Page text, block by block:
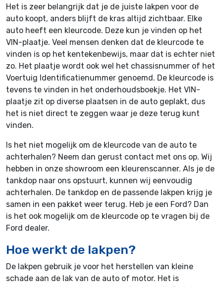
Het is zeer belangrijk dat je de juiste lakpen voor de
auto koopt, anders blijft de kras altijd zichtbaar. Elke
auto heeft een kleurcode. Deze kun je vinden op het
VIN-plaatje. Veel mensen denken dat de kleurcode te
vinden is op het kentekenbewijs, maar dat is echter niet
zo. Het plaatje wordt ook wel het chassisnummer of het
Voertuig Identificatienummer genoemd. De kleurcode is
tevens te vinden in het onderhoudsboekje. Het VIN-
plaatje zit op diverse plaatsen in de auto geplakt, dus
het is niet direct te zeggen waar je deze terug kunt
vinden.
Is het niet mogelijk om de kleurcode van de auto te
achterhalen? Neem dan gerust contact met ons op. Wij
hebben in onze showroom een kleurenscanner. Als je de
tankdop naar ons opstuurt, kunnen wij eenvoudig
achterhalen. De tankdop en de passende lakpen krijg je
samen in een pakket weer terug. Heb je een Ford? Dan
is het ook mogelijk om de kleurcode op te vragen bij de
Ford dealer.
Hoe werkt de lakpen?
De lakpen gebruik je voor het herstellen van kleine
schade aan de lak van de auto of motor. Het is